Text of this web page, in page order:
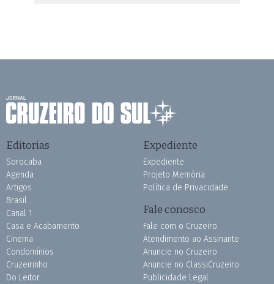
Editorias
Sorocaba
Agenda
Artigos
Brasil
Canal 1
Casa e Acabamento
Cinema
Condomínios
Cruzeirinho
Do Leitor
Expediente
Expediente
Projeto Memória
Política de Privacidade
Fale conosco
Fale com o Cruzeiro
Atendimento ao Assinante
Anuncie no Cruzeiro
Anuncie no ClassiCruzeiro
Publicidade Legal